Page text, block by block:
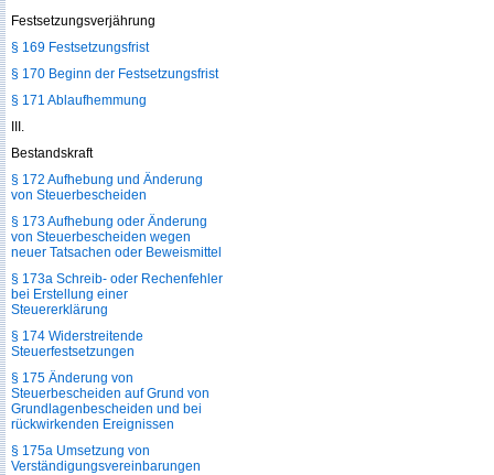
Festsetzungsverjährung
§ 169 Festsetzungsfrist
§ 170 Beginn der Festsetzungsfrist
§ 171 Ablaufhemmung
III.
Bestandskraft
§ 172 Aufhebung und Änderung
von Steuerbescheiden
§ 173 Aufhebung oder Änderung
von Steuerbescheiden wegen
neuer Tatsachen oder Beweismittel
§ 173a Schreib- oder Rechenfehler
bei Erstellung einer
Steuererklärung
§ 174 Widerstreitende
Steuerfestsetzungen
§ 175 Änderung von
Steuerbescheiden auf Grund von
Grundlagenbescheiden und bei
rückwirkenden Ereignissen
§ 175a Umsetzung von
Verständigungsvereinbarungen